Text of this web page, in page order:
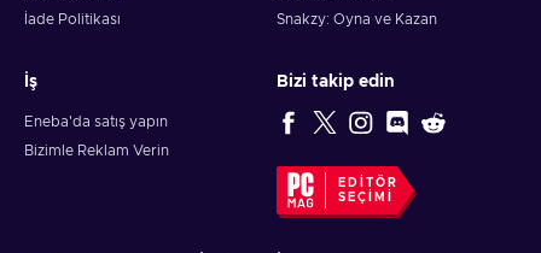
İade Politikası
Snakzy: Oyna ve Kazan
İş
Eneba'da satış yapın
Bizimle Reklam Verin
Bizi takip edin
EDITÖR
SEÇIMI